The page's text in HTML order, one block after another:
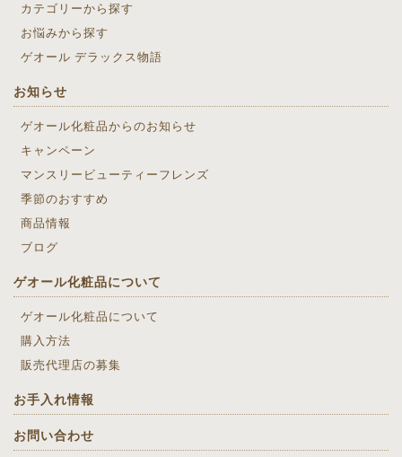
カテゴリーから探す
お悩みから探す
ゲオール デラックス物語
お知らせ
ゲオール化粧品からのお知らせ
キャンペーン
マンスリービューティーフレンズ
季節のおすすめ
商品情報
ブログ
ゲオール化粧品について
ゲオール化粧品について
購入方法
販売代理店の募集
お手入れ情報
お問い合わせ